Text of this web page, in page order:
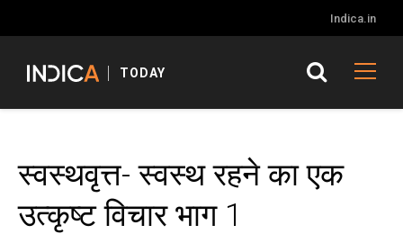
Indica.in
TODAY
स्वस्थवृत्त- स्वस्थ रहने का एक
उत्कृष्ट विचार भाग 1